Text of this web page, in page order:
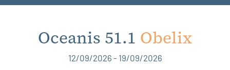
Oceanis 51.1 Obelix
12/09/2026 - 19/09/2026